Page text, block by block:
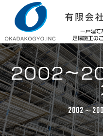
2002～
2002～